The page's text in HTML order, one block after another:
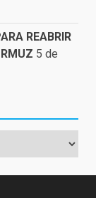
REABRIR
5 de